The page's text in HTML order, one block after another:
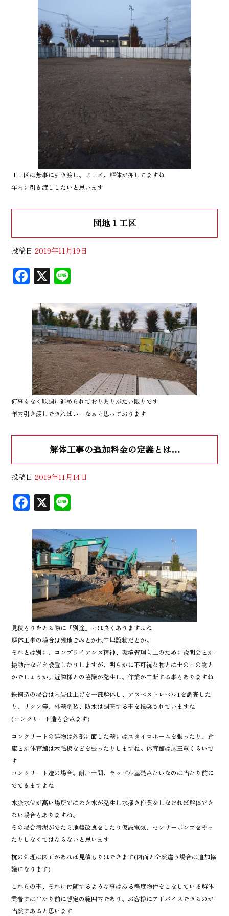
１工区は無事に引き渡し、２工区、解体が押してますね
年内に引き渡ししたいと思います
団地１工区
投稿日 2019年11月19日
F
ac
eb
oo
k
X
e
何事もなく順調に進められておりありがたい限りです
年内引き渡しできればいーなぁと思っております
解体工事の追加料金の定義とは…
投稿日 2019年11月14日
F
ac
eb
oo
k
X
e
見積もりをとる際に「別途」とは良くありますよね
解体工事の場合は残地ごみとか地中埋設物だとか。
それとは別に、コンプライアンス精神、環境管理向上のために説明会とか
振動計などを設置したりしますが、明らかに不可視な物とは土の中の物と
かでしょうか。近隣様との協議が発生し、作業が中断する事もありますね
鉄鋼造の場合は内装仕上げを一部解体し、アスベストレベル1を調査した
り、リシン等、外壁塗装、防水は調査する事を推奨されていますね
(コンクリート造も含みます)
コンクリートの建物は外部に面した壁にはスタイロホームを張ったり、倉
庫とか体育館は木毛板などを張ったりしますね。体育館は床三重くらいで
す
コンクリート造の場合、耐圧土間、ラップル基礎みたいなのは当たり前に
でてきますよね
水脈水位が高い場所ではわき水が発生し水掻き作業をしなければ解体でき
ない場合もありますね。
その場合汚泥がでたら地盤改良をしたり仮設電気、センサーポンプをやっ
たりしなくてはならないと思います
杭の処理は図面があれば見積もりはできます(図面と全然違う場合は追加協
議になります)
これらの事、それに付随するような事はある程度物件をこなしている解体
業者では当たり前に想定の範囲内であり、お客様にアドバイスできるのが
当然であると思います